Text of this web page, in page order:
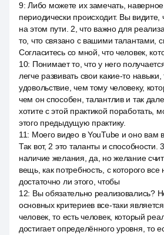
9:Либо можете их замечать,
периодически происходит. Вы видите,
на этом пути. 2, что важно для
то, что связано с вашими талантами,
Согласитесь со мной, что человек,
10: Понимает то, что у него
легче развивать свои какие-то
удовольствие, чем тому человеку,
чем он способен, талантлив и так
хотите с этой практикой поработать,
этого предыдущую практику.
11: Моего видео в YouTube и оно вам
Так вот, 2 это таланты и способности.
наличие желания, да, но желание
вещь, как потребность, с которого все
достаточно ли этого, чтобы
12: Вы обязательно реализовались?
основных критериев все-таки
человек, то есть человек, который
достигает определённого уровня, то